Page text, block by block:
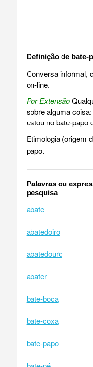
Definição de bate-
Conversa informal,
on-line.
Por Extensão
sobre alguma
estou no bate-papo
Etimologia (origem
papo.
Palavras ou
pesquisa
abate
abatedoiro
abatedouro
abater
bate-boca
bate-coxa
bate-papo